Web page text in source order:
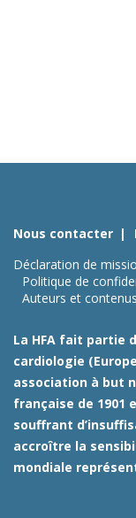
Nous contacter
Déclaration de
Politique de
Auteurs et contenus
La HFA fait partie
cardiologie
association à but
française de 1901
souffrant
accroître la
mondiale